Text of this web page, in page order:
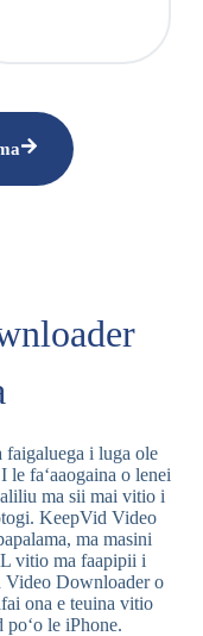
i luga ole
faʻaaogaina o lenei
ma sii mai vitio i
KeepVid Video
ma masini
vitio ma faapipii i
Video Downloader o
ona e teuina vitio
le iPhone.